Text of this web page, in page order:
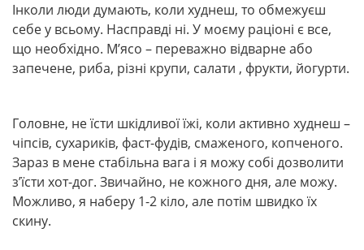
Інколи люди думають, коли худнеш, то обмежуєш
себе у всьому. Насправді ні. У моєму раціоні є все,
що необхідно. М’ясо – переважно відварне або
запечене, риба, різні крупи, салати , фрукти, йогурти.
Головне, не їсти шкідливої їжі, коли активно худнеш –
чіпсів, сухариків, фаст-фудів, смаженого, копченого.
Зараз в мене стабільна вага і я можу собі дозволити
з’їсти хот-дог. Звичайно, не кожного дня, але можу.
Можливо, я наберу 1-2 кіло, але потім швидко їх
скину.